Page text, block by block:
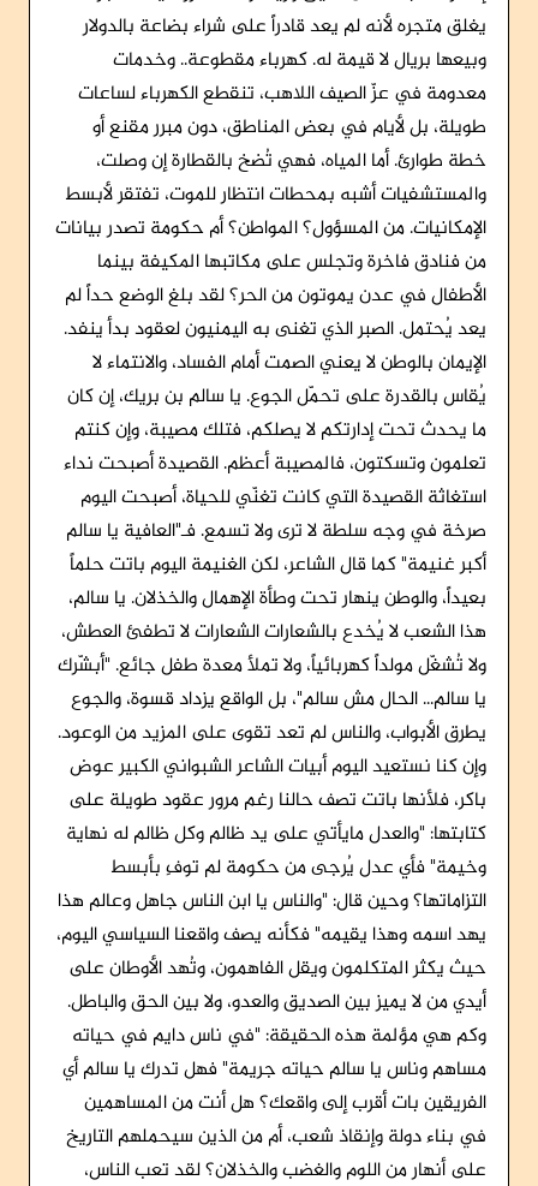
يغلق متجره لأنه لم يعد قادراً على شراء بضاعة بالدولار
وبيعها بريال لا قيمة له. كهرباء مقطوعة.. وخدمات
معدومة في عزّ الصيف اللاهب، تنقطع الكهرباء لساعات
طويلة، بل لأيام في بعض المناطق، دون مبرر مقنع أو
خطة طوارئ. أما المياه، فهي تُضخ بالقطارة إن وصلت،
والمستشفيات أشبه بمحطات انتظار للموت، تفتقر لأبسط
الإمكانيات. من المسؤول؟ المواطن؟ أم حكومة تصدر بيانات
من فنادق فاخرة وتجلس على مكاتبها المكيفة بينما
الأطفال في عدن يموتون من الحر؟ لقد بلغ الوضع حداً لم
يعد يُحتمل. الصبر الذي تغنى به اليمنيون لعقود بدأ ينفد.
الإيمان بالوطن لا يعني الصمت أمام الفساد، والانتماء لا
يُقاس بالقدرة على تحمّل الجوع. يا سالم بن بريك، إن كان
ما يحدث تحت إدارتكم لا يصلكم، فتلك مصيبة، وإن كنتم
تعلمون وتسكتون، فالمصيبة أعظم. القصيدة أصبحت نداء
استغاثة القصيدة التي كانت تغنّي للحياة، أصبحت اليوم
صرخة في وجه سلطة لا ترى ولا تسمع. فـ"العافية يا سالم
أكبر غنيمة" كما قال الشاعر، لكن الغنيمة اليوم باتت حلماً
بعيداً، والوطن ينهار تحت وطأة الإهمال والخذلان. يا سالم،
هذا الشعب لا يُخدع بالشعارات الشعارات لا تطفئ العطش،
ولا تُشغّل مولداً كهربائياً، ولا تملأ معدة طفل جائع. "أبشّرك
يا سالم... الحال مش سالم"، بل الواقع يزداد قسوة، والجوع
يطرق الأبواب، والناس لم تعد تقوى على المزيد من الوعود.
وإن كنا نستعيد اليوم أبيات الشاعر الشبواني الكبير عوض
باكر، فلأنها باتت تصف حالنا رغم مرور عقود طويلة على
كتابتها: "والعدل مايأتي على يد ظالم وكل ظالم له نهاية
وخيمة" فأي عدل يُرجى من حكومة لم توفِ بأبسط
التزاماتها؟ وحين قال: "والناس يا ابن الناس جاهل وعالم هذا
يهد اسمه وهذا يقيمه" فكأنه يصف واقعنا السياسي اليوم،
حيث يكثر المتكلمون ويقل الفاهمون، وتُهد الأوطان على
أيدي من لا يميز بين الصديق والعدو، ولا بين الحق والباطل.
وكم هي مؤلمة هذه الحقيقة: "في ناس دايم في حياته
مساهم وناس يا سالم حياته جريمة" فهل تدرك يا سالم أي
الفريقين بات أقرب إلى واقعك؟ هل أنت من المساهمين
في بناء دولة وإنقاذ شعب، أم من الذين سيحملهم التاريخ
على أنهار من اللوم والغضب والخذلان؟ لقد تعب الناس،